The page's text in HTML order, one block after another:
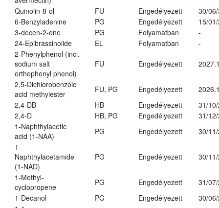
Quinolin-8-ol
FU Engedélyezett
30/
6-Benzyladenine
PG Engedélyezett
15/
3-decen-2-one
PG Folyamatban
-
24-Epibrassinolide
EL Folyamatban
-
2-Phenylphenol (incl.
sodium salt
orthophenyl phenol)
FU Engedélyezett
2,5-Dichlorobenzoic
acid methylester
FU, PG Engedélyezett
2,4-DB
HB Engedélyezett
31/
2,4-D
HB, PG Engedélyezett
31/
1-Naphthylacetic
acid (1-NAA)
PG Engedélyezett
30/
1-
Naphthylacetamide
(1-NAD)
PG Engedélyezett 30/
1-Methyl-
cyclopropene
PG Engedélyezett
31/
1-Decanol
PG Engedélyezett
30/